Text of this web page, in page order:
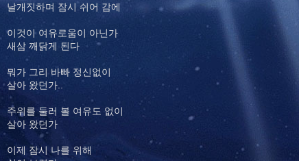
날개짓하며 잠시 쉬어 감에
이것이 여유로움이 아닌가
새삼 깨닭게 된다
뭐가 그리 바빠 정신없이
살아 왔던가..
주위를 둘러 볼 여유도 없이
살아 왔던가
이제 잠시 나를 위해